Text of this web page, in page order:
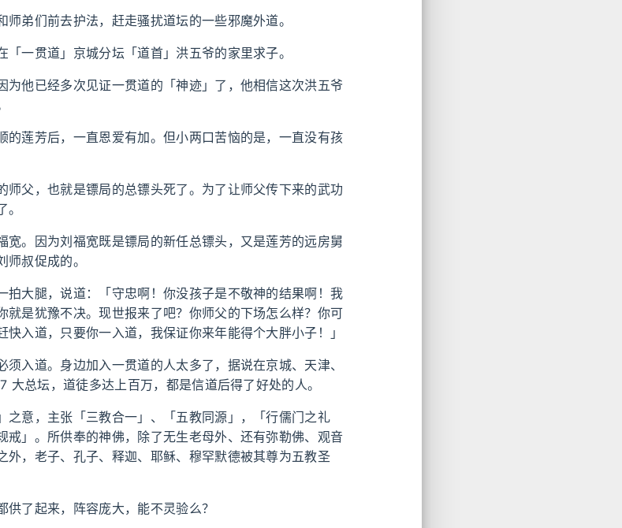
弟们前去护法，赶走骚扰道坛的一些邪魔外道。
一贯道」京城分坛「道首」洪五爷的家里求子。
为他已经多次见证一贯道的「神迹」了，他相信这次洪五爷
的莲芳后，一直恩爱有加。但小两口苦恼的是，一直没有孩
师父，也就是镖局的总镖头死了。为了让师父传下来的武功
宽。因为刘福宽既是镖局的新任总镖头，又是莲芳的远房舅
叔促成的。
拍大腿，说道：「守忠啊！你没孩子是不敬神的结果啊！我
就是犹豫不决。现世报来了吧？你师父的下场怎么样？你可
入道，只要你一入道，我保证你来年能得个大胖小子！」
入道。身边加入一贯道的人太多了，据说在京城、天津、
大总坛，道徒多达上百万，都是信道后得了好处的人。
之意，主张「三教合一」、「五教同源」，「行儒门之礼
戒」。所供奉的神佛，除了无生老母外、还有弥勒佛、观音
外，老子、孔子、释迦、耶稣、穆罕默德被其尊为五教圣
了起来，阵容庞大，能不灵验么？